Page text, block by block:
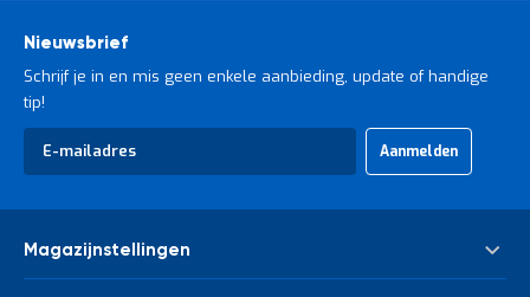
Nieuwsbrief
Schrijf je in en mis geen enkele aanbieding, update of handige
tip!
Abonneer
op
Aanmelden
Magazijnstellingen